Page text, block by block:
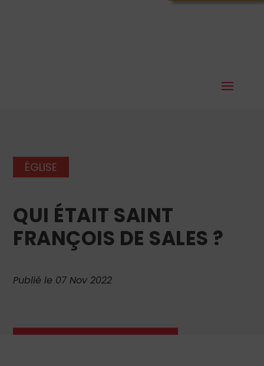
ÉGLISE
QUI ÉTAIT SAINT
FRANÇOIS DE SALES ?
Publié le 07 Nov 2022